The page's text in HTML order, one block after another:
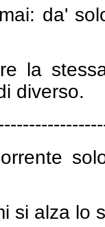
da'
la
diverso.
si alza lo